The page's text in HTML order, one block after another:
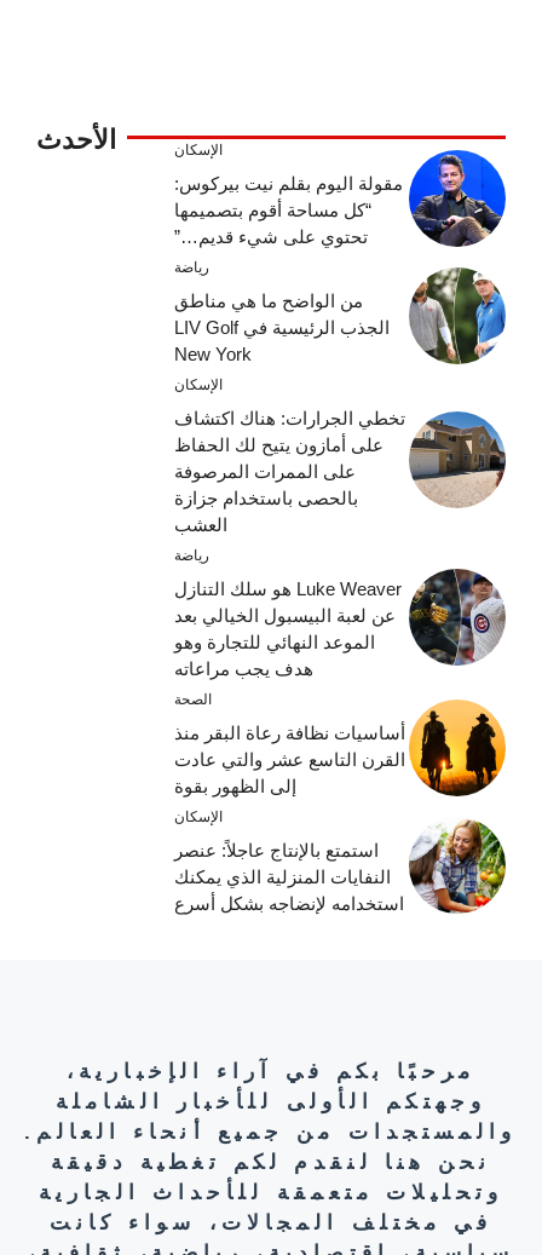
الأحدث الإسكان
مقولة اليوم بقلم نيت بيركوس:
“كل مساحة أقوم بتصميمها
تحتوي على شيء قديم…”
رياضة
من الواضح ما هي مناطق
الجذب الرئيسية في LIV Golf
New York
الإسكان
تخطي الجرارات: هناك اكتشاف
على أمازون يتيح لك الحفاظ
على الممرات المرصوفة
بالحصى باستخدام جزازة
العشب
رياضة
Luke Weaver هو سلك التنازل
عن لعبة البيسبول الخيالي بعد
الموعد النهائي للتجارة وهو
هدف يجب مراعاته
الصحة
أساسيات نظافة رعاة البقر منذ
القرن التاسع عشر والتي عادت
إلى الظهور بقوة
الإسكان
استمتع بالإنتاج عاجلاً: عنصر
النفايات المنزلية الذي يمكنك
استخدامه لإنضاجه بشكل أسرع
مرحبًا بكم في آراء الإخبارية،
وجهتكم الأولى للأخبار الشاملة
والمستجدات من جميع أنحاء العالم.
نحن هنا لنقدم لكم تغطية دقيقة
وتحليلات متعمقة للأحداث الجارية
في مختلف المجالات، سواء كانت